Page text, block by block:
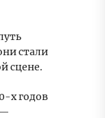
стали
сцене.
х годов